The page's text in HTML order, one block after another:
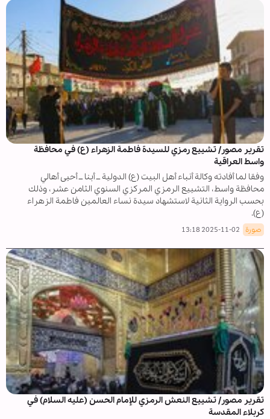
تقرير مصور/ تشييع رمزي للسيدة فاطمة الزهراء (ع) في محافظة
واسط العراقية
وفقا لما أفادته وكالة أنباء أهل البيت (ع) الدولية ــ أبنا ــ أحيى أهالي
محافظة واسط، التشييع الرمزي المركزي السنوي الثامن عشر، وذلك
بحسب الرواية الثانية لاستشهاد سيدة نساء العالمين فاطمة الزهراء
(ع).
صورة 2025-11-02 13:18
تقرير مصور/ تشييع النعش الرمزي للإمام الحسن (عليه السلام) في
كربلاء المقدسة